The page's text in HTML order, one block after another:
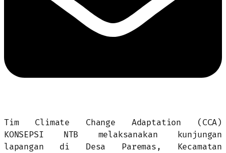
Tim Climate Change Adaptation (CCA)
KONSEPSI NTB melaksanakan kunjungan
lapangan di Desa Paremas, Kecamatan